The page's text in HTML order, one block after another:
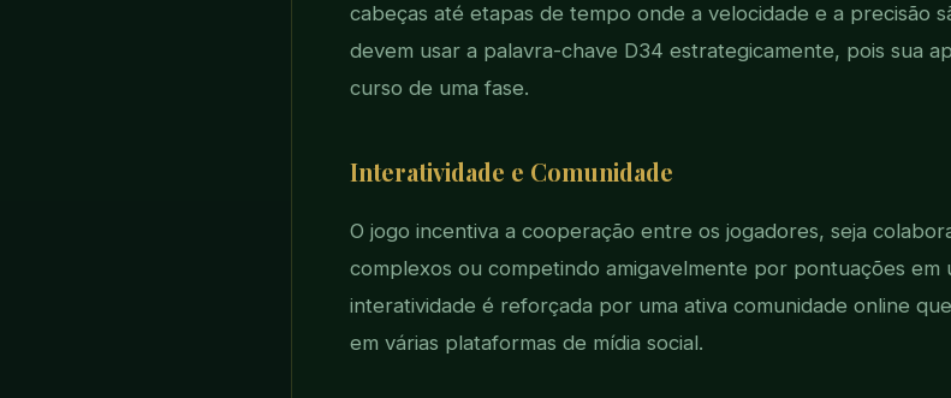
cabeças até etapas de tempo onde a velocidade e a precisão
devem usar a palavra-chave D34 estrategicamente, pois sua
curso de uma fase.
Interatividade e Comunidade
O jogo incentiva a cooperação entre os jogadores, seja
complexos ou competindo amigavelmente por pontuações em
interatividade é reforçada por uma ativa comunidade online
em várias plataformas de mídia social.